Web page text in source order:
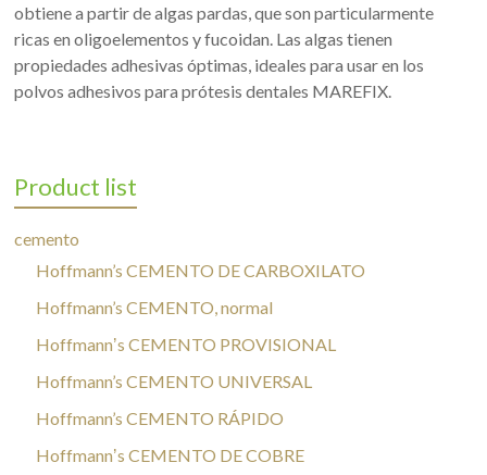
obtiene a partir de algas pardas, que son particularmente
ricas en oligoelementos y fucoidan. Las algas tienen
propiedades adhesivas óptimas, ideales para usar en los
polvos adhesivos para prótesis dentales MAREFIX.
Product list
cemento
Hoffmann’s CEMENTO DE CARBOXILATO
Hoffmann’s CEMENTO, normal
Hoffmannʼs CEMENTO PROVISIONAL
Hoffmann’s CEMENTO UNIVERSAL
Hoffmann’s CEMENTO RÁPIDO
Hoffmannʼs CEMENTO DE COBRE